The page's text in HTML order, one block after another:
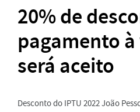
20% de
pagamento
será aceito
Desconto do IPTU 2022 João